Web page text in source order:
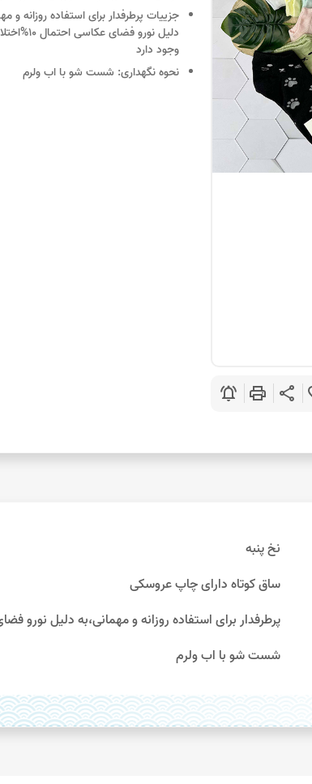
share
print
notifications_active
جزییات پرطرفدار برای استفاده روزانه و
دلیل نورو فضای
وجود دارد
نحوه نگهداری: شست شو با اب ولرم
نخ پنبه
ساق کوتاه دارای چاپ عروسکی
پرطرفدار برای استفاده روزانه و مهمانی،به دلیل نورو فضای عکاسی احتمال
شست شو با اب ولرم